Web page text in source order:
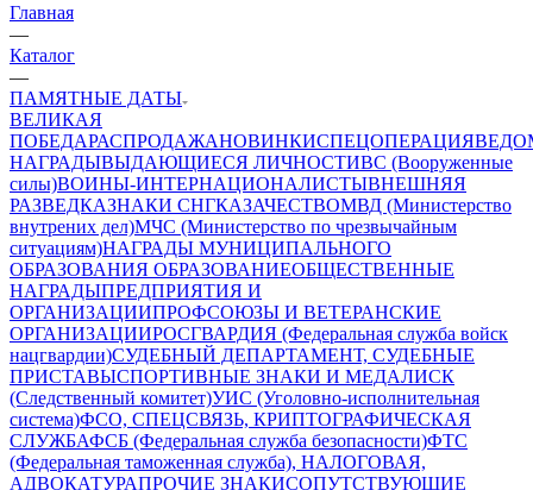
Главная
—
Каталог
—
ПАМЯТНЫЕ ДАТЫ
ВЕЛИКАЯ
ПОБЕДАРАСПРОДАЖАНОВИНКИСПЕЦОПЕРАЦИЯ
НАГРАДЫВЫДАЮЩИЕСЯ ЛИЧНОСТИВС (Вооруженные
силы)ВОИНЫ-ИНТЕРНАЦИОНАЛИСТЫВНЕШНЯЯ
РАЗВЕДКАЗНАКИ СНГКАЗАЧЕСТВОМВД (Министерство
внутрених дел)МЧС (Министерство по чрезвычайным
ситуациям)НАГРАДЫ МУНИЦИПАЛЬНОГО
ОБРАЗОВАНИЯ ОБРАЗОВАНИЕОБЩЕСТВЕННЫЕ
НАГРАДЫПРЕДПРИЯТИЯ И
ОРГАНИЗАЦИИПРОФСОЮЗЫ И ВЕТЕРАНСКИЕ
ОРГАНИЗАЦИИРОСГВАРДИЯ (Федеральная служба войск
нацгвардии)СУДЕБНЫЙ ДЕПАРТАМЕНТ, СУДЕБНЫЕ
ПРИСТАВЫСПОРТИВНЫЕ ЗНАКИ И МЕДАЛИСК
(Следственный комитет)УИС (Уголовно-исполнительная
система)ФСО, СПЕЦСВЯЗЬ, КРИПТОГРАФИЧЕСКАЯ
СЛУЖБАФСБ (Федеральная служба безопасности)ФТС
(Федеральная таможенная служба), НАЛОГОВАЯ,
АДВОКАТУРАПРОЧИЕ ЗНАКИСОПУТСТВУЮЩИЕ